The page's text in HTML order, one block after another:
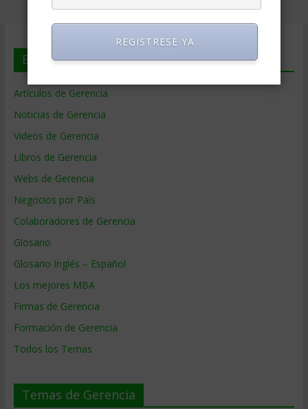
En deGerencia.com
Artículos de Gerencia
Noticias de Gerencia
Videos de Gerencia
Libros de Gerencia
Webs de Gerencia
Negocios por País
Colaboradores de Gerencia
Glosario
Glosario Inglés – Español
Los mejores MBA
Firmas de Gerencia
Formación de Gerencia
Todos los Temas
Temas de Gerencia
REGISTRESE YA